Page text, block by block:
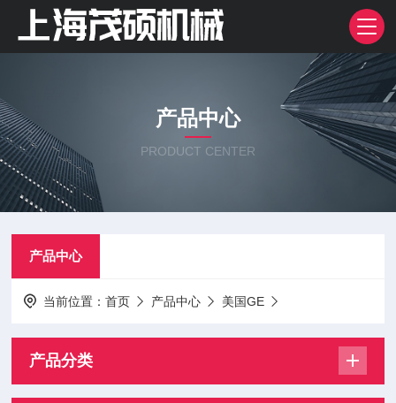
产品中心
PRODUCT CENTER
产品中心
当前位置：首页 产品中心 美国GE
产品分类